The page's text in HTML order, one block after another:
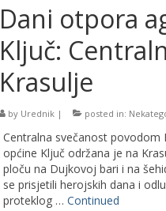
Dani otpora
Ključ:
Krasulje
by Urednik| posted in:
Centralna svečanost
općine Ključ održana je na
ploču na Dujkovoj bari i na
se prisjetili herojskih dana i
proteklog … Continued